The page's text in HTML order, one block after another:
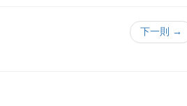
下一則 →